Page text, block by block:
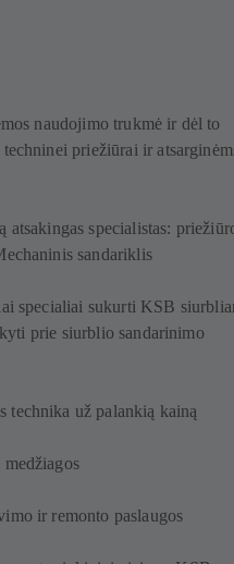
naudojimo trukmė ir dėl to
techninei priežiūrai ir
atsakingas specialistas:
sandariklis
specialiai sukurti KSB
prie siurblio sandarinimo
technika už palankią kainą
medžiagos
ir remonto paslaugos